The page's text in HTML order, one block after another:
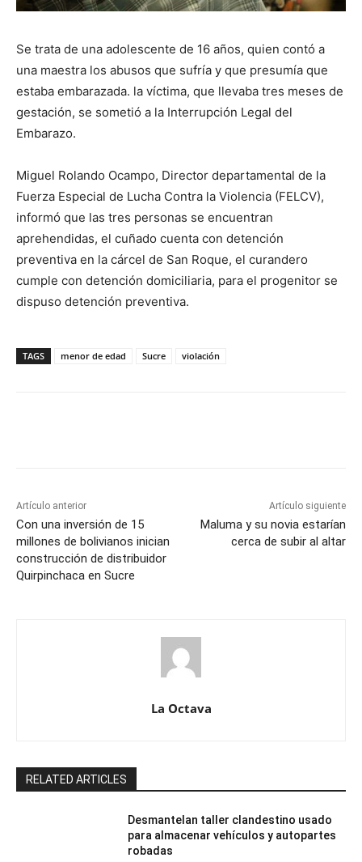
Se trata de una adolescente de 16 años, quien contó a
una maestra los abusos que sufría y que presumía que
estaba embarazada. la víctima, que llevaba tres meses de
gestación, se sometió a la Interrupción Legal del
Embarazo.
Miguel Rolando Ocampo, Director departamental de la
Fuerza Especial de Lucha Contra la Violencia (FELCV),
informó que las tres personas se encuentran
aprehendidas, el cuñado cuenta con detención
preventiva en la cárcel de San Roque, el curandero
cumple con detención domiciliaria, para el progenitor se
dispuso detención preventiva.
TAGS menor de edad Sucre violación
Artículo anterior
Con una inversión de 15
millones de bolivianos inician
construcción de distribuidor
Quirpinchaca en Sucre
Artículo siguiente
Maluma y su novia estarían
cerca de subir al altar
La Octava
RELATED ARTICLES
Desmantelan taller clandestino usado
para almacenar vehículos y autopartes
robadas